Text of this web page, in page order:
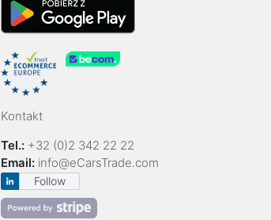
Kontakt
Tel.: +32 (0)2 342 22 22
Email: info@eCarsTrade.com
Follow